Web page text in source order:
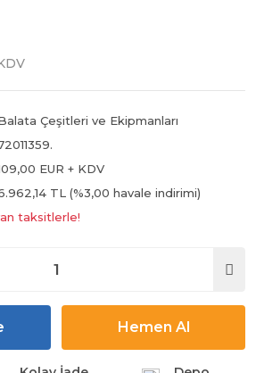
Çeşitleri ve Ekipmanları
EUR + KDV
TL (%3,00 havale indirimi)
taksitlerle!
Hemen Al